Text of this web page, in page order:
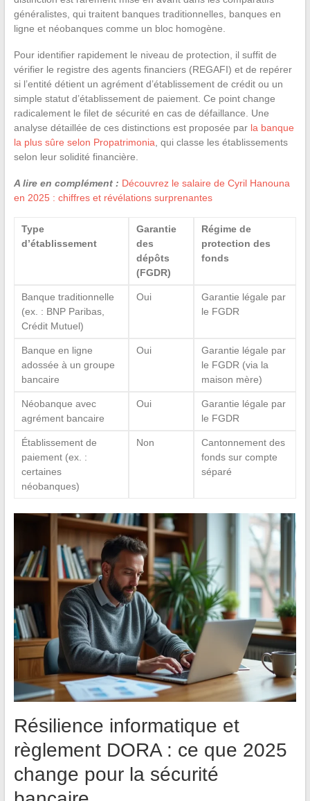
généralistes, qui traitent banques traditionnelles, banques en
ligne et néobanques comme un bloc homogène.
Pour identifier rapidement le niveau de protection, il suffit de
vérifier le registre des agents financiers (REGAFI) et de repérer
si l’entité détient un agrément d’établissement de crédit ou un
simple statut d’établissement de paiement. Ce point change
radicalement le filet de sécurité en cas de défaillance. Une
analyse détaillée de ces distinctions est proposée par la banque
la plus sûre selon Propatrimonia , qui classe les établissements
selon leur solidité financière.
A lire en complément : Découvrez le salaire de Cyril Hanouna
en 2025 : chiffres et révélations surprenantes
Type
d’établissement
Garantie
des
dépôts
(FGDR)
Régime de
protection des
fonds
Banque traditionnelle
(ex. : BNP Paribas,
Crédit Mutuel)
Oui
Garantie légale par
le FGDR
Banque en ligne
adossée à un groupe
bancaire
Oui
Garantie légale par
le FGDR (via la
maison mère)
Néobanque avec
agrément bancaire
Oui
Garantie légale par
le FGDR
Établissement de
paiement (ex. :
certaines
néobanques)
Non
Cantonnement des
fonds sur compte
séparé
Résilience informatique et
règlement DORA : ce que 2025
change pour la sécurité